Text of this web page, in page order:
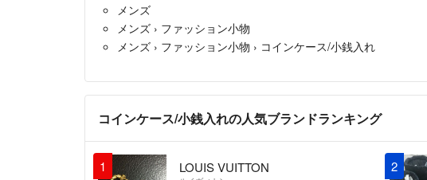
メンズ
メンズ › ファッション小物
メンズ › ファッション小物 › コインケース/小銭入れ
コインケース/小銭入れの人気ブランドランキング
1 LOUIS VUITTON 2